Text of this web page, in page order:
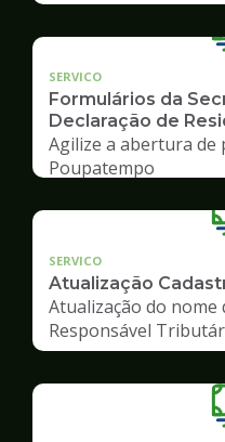
SERVICO
Formulários da
Declaração de
Agilize a abertura de
Poupatempo
SERVICO
Atualização
Atualização do
Responsável